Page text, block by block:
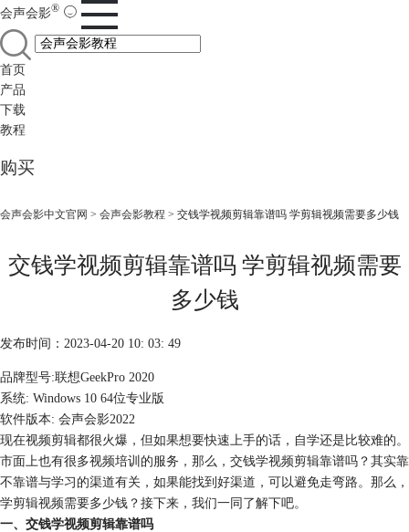
会声会影®
首页
产品
下载
教程
购买
会声会影中文官网 > 会声会影教程 > 交钱学视频剪辑靠谱吗 学剪辑视频需要多少钱
交钱学视频剪辑靠谱吗 学剪辑视频需要
多少钱
发布时间：2023-04-20 10: 03: 49
品牌型号:联想GeekPro 2020
系统: Windows 10 64位专业版
软件版本: 会声会影2022
现在视频剪辑都很火爆，但如果想要快速上手的话，自学还是比较难的。
市面上也有很多视频培训的服务，那么，交钱学视频剪辑靠谱吗？其实靠
不靠谱与学习的渠道有关，如果能找到好渠道，可以避免走弯路。那么，
学剪辑视频需要多少钱？接下来，我们一同了解下吧。
一、交钱学视频剪辑靠谱吗